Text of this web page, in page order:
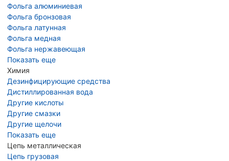
Фольга алюминиевая
Фольга бронзовая
Фольга латунная
Фольга медная
Фольга нержавеющая
Показать еще
Химия
Дезинфицирующие средства
Дистиллированная вода
Другие кислоты
Другие смазки
Другие щелочи
Показать еще
Цепь металлическая
Цепь грузовая